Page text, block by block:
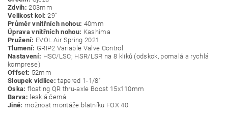
Zdvih: 203mm
Velikost kol: 29”
Průměr vnitřních nohou: 40mm
Úprava vnitřních nohou: Kashima
Pružení: EVOL Air Spring 2021
Tlumení: GRIP2 Variable Valve Control
Nastavení: HSC/LSC; HSR/LSR na 8 kliků (odskok, pomalá a rychlá
komprese)
Offset: 52mm
Sloupek vidlice: tapered 1-1/8"
Oska: floating QR thru-axle Boost 15x110mm
Barva: lesklá černá
Jiné: možnost montáže blatníku FOX 40